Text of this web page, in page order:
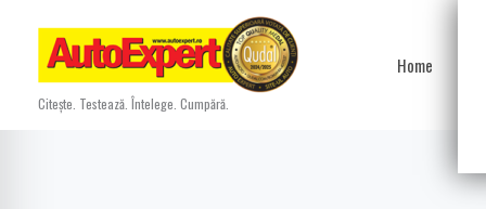
content
Citește. Testează. Întelege. Cumpără.
Home